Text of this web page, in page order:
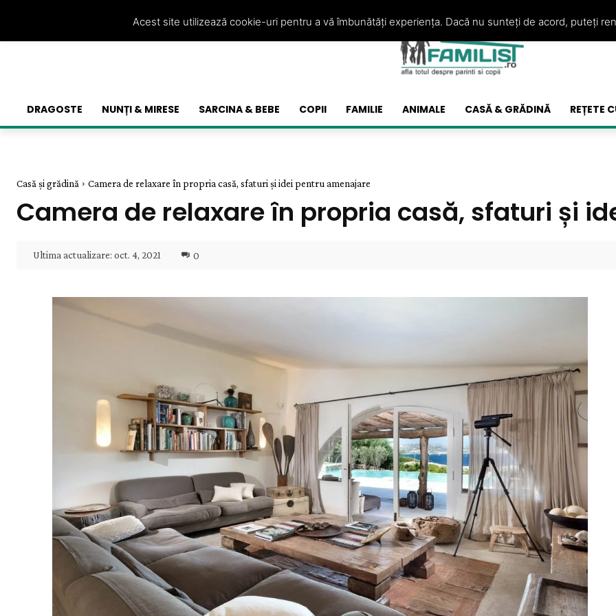
DRAGOSTE NUNȚI & MIRESE SARCINA & BEBE COPII FAMILIE ANIMALE CASĂ & GRĂDINĂ REȚETE
Casă și grădină Camera de relaxare în propria casă, sfaturi și idei pentru amenajare
Camera de relaxare în propria casă, sfaturi și
Ultima actualizare: oct. 4, 2021 0
Acest site utilizează cookie-uri pentru a vă îmbunătăți experiența. Dacă nu sunteți de acord, puteți